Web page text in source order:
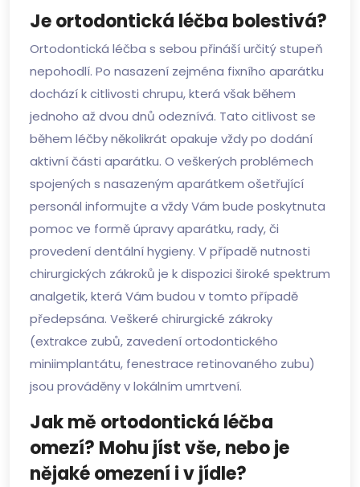
Je ortodontická léčba bolestivá?
Ortodontická léčba s sebou přináší určitý stupeň
nepohodlí. Po nasazení zejména fixního aparátku
dochází k citlivosti chrupu, která však během
jednoho až dvou dnů odeznívá. Tato citlivost se
během léčby několikrát opakuje vždy po dodání
aktivní části aparátku. O veškerých problémech
spojených s nasazeným aparátkem ošetřující
personál informujte a vždy Vám bude poskytnuta
pomoc ve formě úpravy aparátku, rady, či
provedení dentální hygieny. V případě nutnosti
chirurgických zákroků je k dispozici široké spektrum
analgetik, která Vám budou v tomto případě
předepsána. Veškeré chirurgické zákroky
(extrakce zubů, zavedení ortodontického
miniimplantátu, fenestrace retinovaného zubu)
jsou prováděny v lokálním umrtvení.
Jak mě ortodontická léčba
omezí? Mohu jíst vše, nebo je
nějaké omezení i v jídle?